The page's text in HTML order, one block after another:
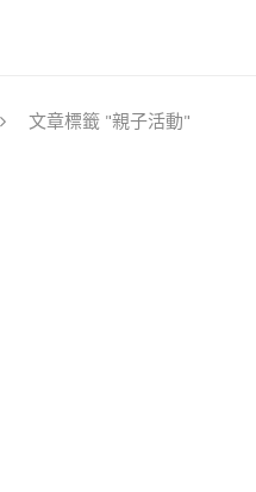
文章標籤 "親子活動"